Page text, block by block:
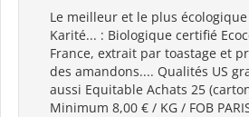
Le meilleur et le plus
Karité... : Biologique certifié
France, extrait par toastage et
des amandons.... Qualités US
aussi Equitable Achats 25
Minimum 8,00 € / KG / FOB